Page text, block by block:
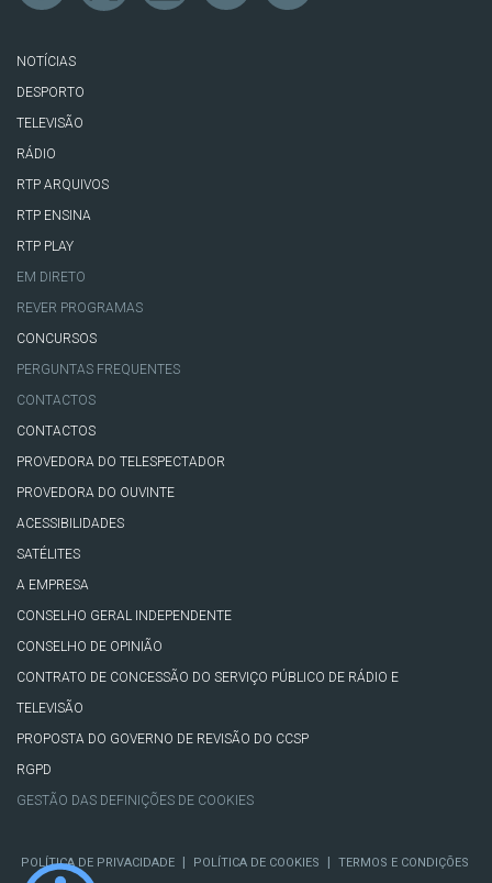
NOTÍCIAS
DESPORTO
TELEVISÃO
RÁDIO
RTP ARQUIVOS
RTP ENSINA
RTP PLAY
EM DIRETO
REVER PROGRAMAS
CONCURSOS
PERGUNTAS FREQUENTES
CONTACTOS
CONTACTOS
PROVEDORA DO TELESPECTADOR
PROVEDORA DO OUVINTE
ACESSIBILIDADES
SATÉLITES
A EMPRESA
CONSELHO GERAL INDEPENDENTE
CONSELHO DE OPINIÃO
CONTRATO DE CONCESSÃO DO SERVIÇO PÚBLICO DE RÁDIO E
TELEVISÃO
PROPOSTA DO GOVERNO DE REVISÃO DO CCSP
RGPD
GESTÃO DAS DEFINIÇÕES DE COOKIES
POLÍTICA DE PRIVACIDADE | POLÍTICA DE COOKIES | TERMOS E CONDIÇÕES